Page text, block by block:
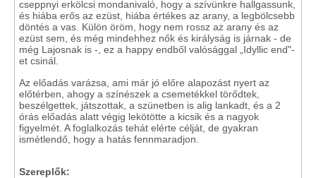
cseppnyi erkölcsi mondanivaló, hogy a szívünkre hallgassunk,
és hiába erős az ezüst, hiába értékes az arany, a legbölcsebb
döntés a vas. Külön öröm, hogy nem rossz az arany és az
ezüst sem, és még mindehhez nők és királyság is járnak - de
még Lajosnak is -, ez a happy endből valósággal „Idyllic end"-
et csinál.
Az előadás varázsa, ami már jó előre alapozást nyert az
előtérben, ahogy a színészek a csemetékkel törődtek,
beszélgettek, játszottak, a szünetben is alig lankadt, és a 2
órás előadás alatt végig lekötötte a kicsik és a nagyok
figyelmét. A foglalkozás tehát elérte célját, de gyakran
ismétlendő, hogy a hatás fennmaradjon.
Szereplők: